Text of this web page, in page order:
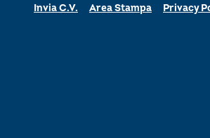
Invia C.V. Area Stampa Privacy